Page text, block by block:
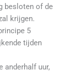
besloten of de
krijgen.
5
tijden
anderhalf uur,